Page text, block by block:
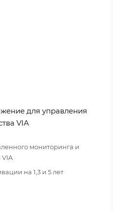
для управления
VIA
мониторинга и
VIA
на 1,3 и 5 лет